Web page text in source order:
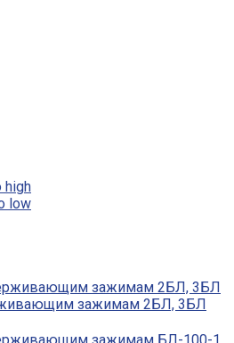
high
low
зажимам 2БЛ, 3БЛ